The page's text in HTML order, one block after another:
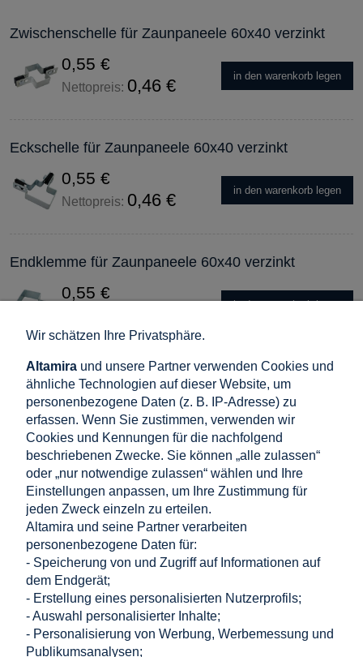
Zwischenschelle für Zaunpaneele 60x40 verzinkt
0,55 €
Nettopreis: 0,46 € in den warenkorb legen
Eckschelle für Zaunpaneele 60x40 verzinkt
0,55 €
Nettopreis: 0,46 € in den warenkorb legen
Endklemme für Zaunpaneele 60x40 verzinkt
0,55 €
in den warenkorb legen
Zawijka Halterung Schelle 1/2 für Zaunpaneele
verzinkt
0,10 €
Nettopreis:0,08 € in den warenkorb legen
Universalschelle Halterung Verbinder für
Zaunpaneele verzinkt
0,38 €
Nettopreis:
Einkaufen
Wir schätzen Ihre Privatsphäre.
Altamira und unsere Partner verwenden Cookies und
ähnliche Technologien auf dieser Website, um
personenbezogene Daten (z. B. IP-Adresse) zu
erfassen. Wenn Sie zustimmen, verwenden wir
Cookies und Kennungen für die nachfolgend
beschriebenen Zwecke. Sie können „alle zulassen“
oder „nur notwendige zulassen“ wählen und Ihre
Einstellungen anpassen, um Ihre Zustimmung für
jeden Zweck einzeln zu erteilen.
Altamira und seine Partner verarbeiten
personenbezogene Daten für:
- Speicherung von und Zugriff auf Informationen auf
dem Endgerät;
- Erstellung eines personalisierten Nutzerprofils;
- Auswahl personalisierter Inhalte;
- Personalisierung von Werbung, Werbemessung und
Publikumsanalysen;